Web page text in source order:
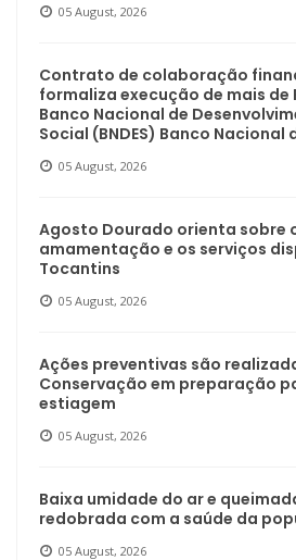
05 August, 2026
Contrato de colaboração
formaliza execução de mais de
Banco Nacional de
Social (BNDES) Banco Nacional
05 August, 2026
Agosto Dourado orienta sobre
amamentação e os serviços
Tocantins
05 August, 2026
Ações preventivas são
Conservação em preparação
estiagem
05 August, 2026
Baixa umidade do ar e
redobrada com a saúde da
05 August, 2026